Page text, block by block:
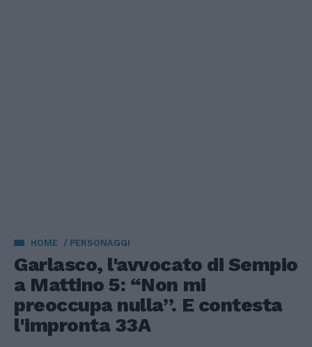
HOME PERSONAGGI
Garlasco, l'avvocato di Sempio
a Mattino 5: “Non mi
preoccupa nulla”. E contesta
l'impronta 33A